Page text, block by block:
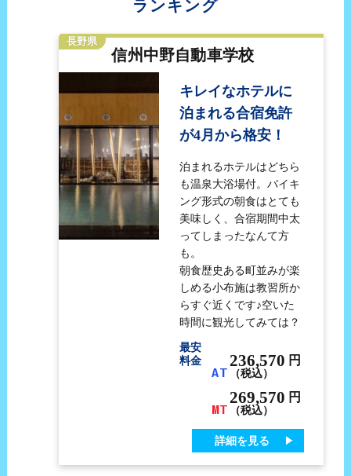
ランキング
長野県
信州中野自動車学校
キレイなホテルに
泊まれる合宿免許
が4月から格安！
泊まれるホテルはどちら
も温泉大浴場付。バイキ
ング形式の朝食はとても
美味しく、合宿期間中太
ってしまったなんて方
も。
朝食歴史ある町並みが楽
しめる小布施は教習所か
らすぐ近くです♪空いた
時間に観光してみては？
最安
料金
AT
236,570 円
（税込）
MT
269,570 円
（税込）
詳細を見る